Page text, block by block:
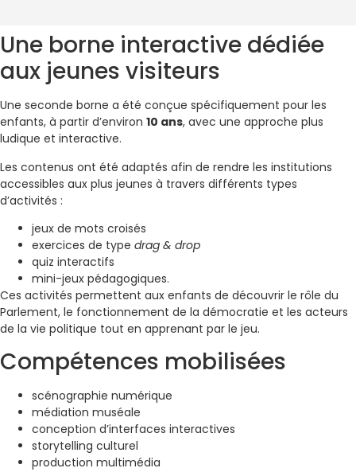
Une borne interactive dédiée
aux jeunes visiteurs
Une seconde borne a été conçue spécifiquement pour les
enfants, à partir d’environ 10 ans, avec une approche plus
ludique et interactive.
Les contenus ont été adaptés afin de rendre les institutions
accessibles aux plus jeunes à travers différents types
d’activités :
jeux de mots croisés
exercices de type drag & drop
quiz interactifs
mini-jeux pédagogiques.
Ces activités permettent aux enfants de découvrir le rôle du
Parlement, le fonctionnement de la démocratie et les acteurs
de la vie politique tout en apprenant par le jeu.
Compétences mobilisées
scénographie numérique
médiation muséale
conception d’interfaces interactives
storytelling culturel
production multimédia